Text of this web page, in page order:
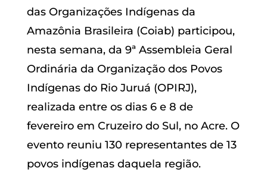
das Organizações Indígenas da
Amazônia Brasileira (Coiab) participou,
nesta semana, da 9ª Assembleia Geral
Ordinária da Organização dos Povos
Indígenas do Rio Juruá (OPIRJ),
realizada entre os dias 6 e 8 de
fevereiro em Cruzeiro do Sul, no Acre. O
evento reuniu 130 representantes de 13
povos indígenas daquela região.